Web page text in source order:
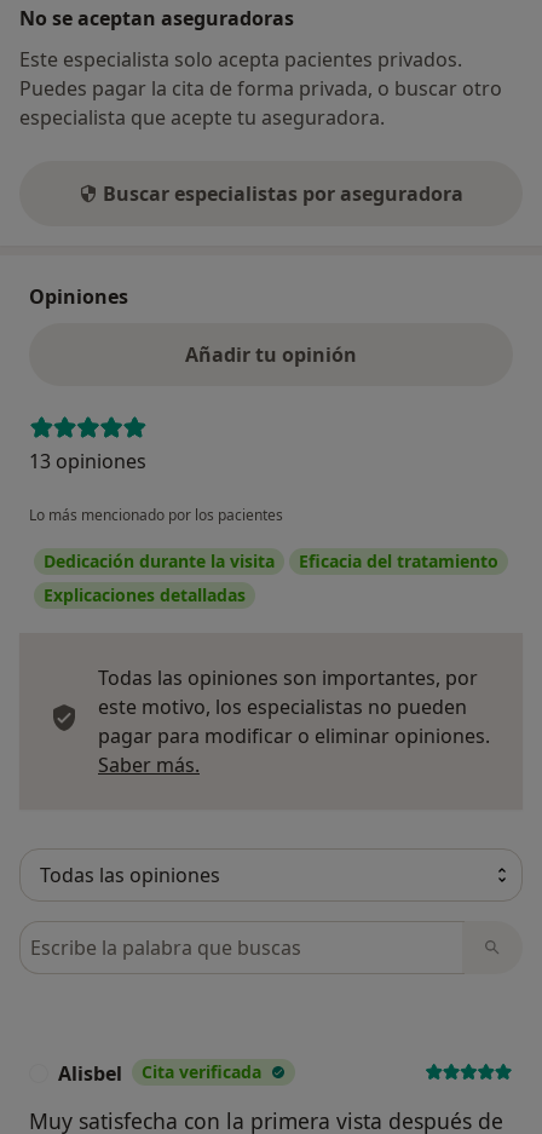
integral. La experiencia permite reconocer
patrones y predecir obstáculos, facilitando así la
creación de estrategias adaptadas a tus
necesidades específicas.
es crucial distinguir entre verdaderos
autodenominados terapeutas a menudo emplean
incluso exóticos, carecen de fundamento y
Elige sabiamente. Opta por un psicólogo
experimentado que no solo te brinde una
escucha atenta, sino que también te guíe con
satisfactoria. Invertir en tu salud mental con un
profesional experimentado es una de las mejores
los aspectos de tu vida.
No se aceptan aseguradoras
Este especialista solo acepta pacientes privados.
Puedes pagar la cita de forma privada, o buscar otro
especialista que acepte tu aseguradora.
Buscar especialistas por aseguradora
Opiniones
Añadir tu opinión
13 opiniones
Lo más mencionado por los pacientes
Dedicación durante la visita
Eficacia del tratamiento
Explicaciones detalladas
Todas las opiniones son importantes, por
este motivo, los especialistas no pueden
pagar para modificar o eliminar opiniones.
Saber más.
Busca en opiniones
Alisbel Cita verificada
Muy satisfecha con la primera vista después de